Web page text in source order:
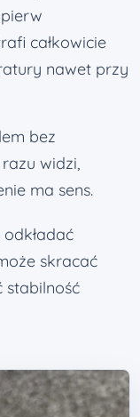
całkowicie
nawet przy
bez
widzi,
ma sens.
skracać
stabilność